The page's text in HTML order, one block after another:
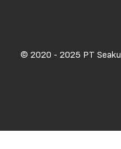
© 2020 - 2025 PT